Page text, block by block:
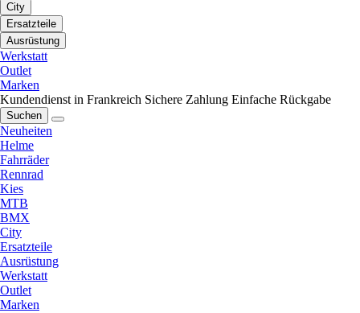
City
Ersatzteile
Ausrüstung
Werkstatt
Outlet
Marken
Kundendienst in Frankreich Sichere Zahlung Einfache Rückgabe
Suchen
Neuheiten
Helme
Fahrräder
Rennrad
Kies
MTB
BMX
City
Ersatzteile
Ausrüstung
Werkstatt
Outlet
Marken